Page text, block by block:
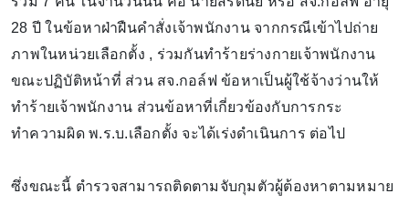
28 ปี ในข้อหาฝ่าฝืนคำสั่งเจ้าพนักงาน จากกรณีเข้าไปถ่าย
ภาพในหน่วยเลือกตั้ง , ร่วมกันทำร้ายร่างกายเจ้าพนักงาน
ขณะปฏิบัติหน้าที่ ส่วน สจ.กอล์ฟ ข้อหาเป็นผู้ใช้จ้างว่านให้
ทำร้ายเจ้าพนักงาน ส่วนข้อหาที่เกี่ยวข้องกับการกระ
ทำความผิด พ.ร.บ.เลือกตั้ง จะได้เร่งดำเนินการ ต่อไป
ซึ่งขณะนี้ ตำรวจสามารถติดตามจับกุมตัวผู้ต้องหาตามหมาย